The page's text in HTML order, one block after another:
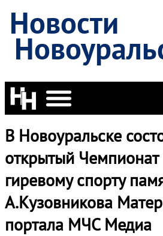
Новости
В Новоуральске
открытый Чемпионат
гиревому спорту
А.Кузовникова
портала МЧС Медиа